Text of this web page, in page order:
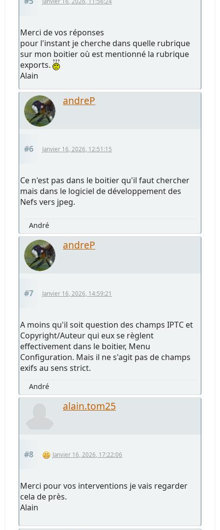
Merci de vos réponses
pour l'instant je cherche dans quelle rubrique
sur mon boitier où est mentionné la rubrique
exports.
Alain
andreP
#6 Janvier 16, 2026, 12:51:15
Ce n'est pas dans le boitier qu'il faut chercher
mais dans le logiciel de développement des
Nefs vers jpeg.
André
andreP
#7 Janvier 16, 2026, 14:59:21
A moins qu'il soit question des champs IPTC et
Copyright/Auteur qui eux se règlent
effectivement dans le boitier, Menu
Configuration. Mais il ne s'agit pas de champs
exifs au sens strict.
André
alain.tom25
#8 Janvier 16, 2026, 17:22:06
Merci pour vos interventions je vais regarder
cela de près.
Alain